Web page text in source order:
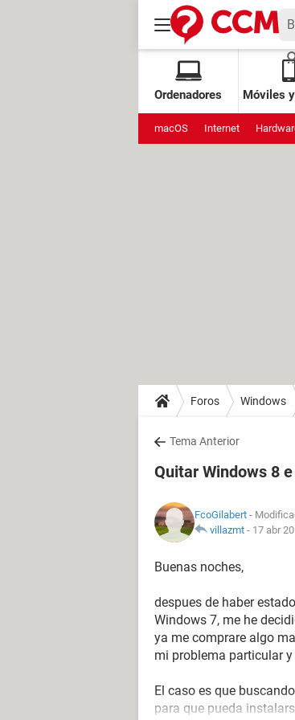
Ordenadores Móviles
macOS Internet
Foros Windows
Tema Anterior
Quitar Windows 8
FcoGilabert -
villazmt - 17 abr
Buenas noches,
despues de haber
Windows 7, me he
ya me comprare algo
mi problema particular
El caso es que
para que pueda